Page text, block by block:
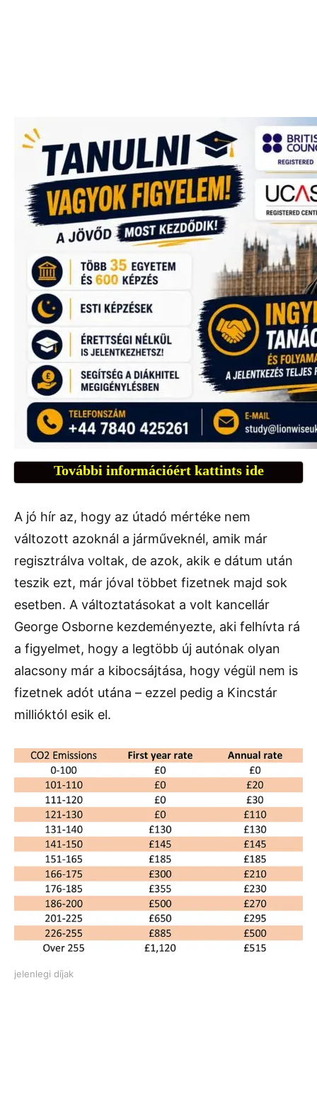
További információért kattints ide
A jó hír az, hogy az útadó mértéke nem
változott azoknál a járműveknél, amik már
regisztrálva voltak, de azok, akik e dátum után
teszik ezt, már jóval többet fizetnek majd sok
esetben. A változtatásokat a volt kancellár
George Osborne kezdeményezte, aki felhívta rá
a figyelmet, hogy a legtöbb új autónak olyan
alacsony már a kibocsájtása, hogy végül nem is
fizetnek adót utána – ezzel pedig a Kincstár
millióktól esik el.
jelenlegi díjak